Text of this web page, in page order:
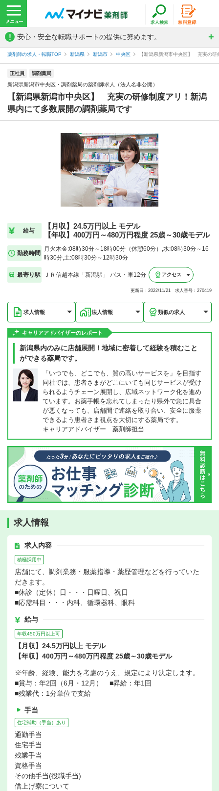
! 安心・安全な転職サポートの提供に努めます。
薬剤師の求人・転職TOP 新潟県 新潟市 中央区 【新潟県新潟市中央区】 充実の
正社員 調剤薬局
新潟県新潟市中央区・調剤薬局の薬剤師求人（法人名非公開）
【新潟県新潟市中央区】 充実の研修制度アリ！新潟
県内にて多数展開の調剤薬局です
給与
【月収】24.5万円以上 モデル
【年収】400万円～480万円程度 25歳～30歳モデル
勤務時間
月火木金:08時30分～18時00分（休憩60分）,水:08時30分～16
時30分,土:08時30分～12時30分
最寄り駅 ＪＲ信越本線「新潟駅」 バス・車12分 アクセス
更新日：2022/11/21 求人番号：270419
求人情報 法人情報 類似の求人
キャリアアドバイザーのレポート
新潟県内のみに店舗展開！地域に密着して経験を積むこと
ができる薬局です。
「いつでも、どこでも、質の高いサービスを」を目指す
同社では、患者さまがどこにいても同じサービスが受け
られるようチェーン展開し、広域ネットワーク化を進め
ています。お薬手帳を忘れてしまったり県外で急に具合
が悪くなっても、店舗間で連絡を取り合い、安全に服薬
できるよう患者さま視点を大切にする薬局です。
キャリアアドバイザー 薬剤師担当
求人情報
求人内容
積極採用中
店舗にて、調剤業務・服薬指導・薬歴管理などを行っていた
だきます。
■休診（定休）日・・・日曜日、祝日
■応需科目・・・内科、循環器科、眼科
給与
年収450万円以上可
【月収】24.5万円以上 モデル
【年収】400万円～480万円程度 25歳～30歳モデル
※年齢、経験、能力を考慮のうえ、規定により決定します。
■賞与：年2回（6月・12月） ■昇給：年1回
■残業代：1分単位で支給
手当
住宅補助（手当）あり
通勤手当
住宅手当
残業手当
資格手当
その他手当(役職手当)
借上げ寮について